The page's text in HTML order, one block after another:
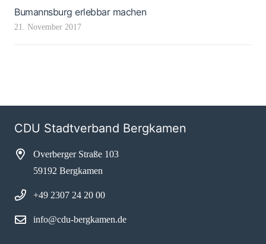
Bumannsburg erlebbar machen
21. November 2017
CDU Stadtverband Bergkamen
Overberger Straße 103
59192 Bergkamen
+49 2307 24 20 00
info@cdu-bergkamen.de